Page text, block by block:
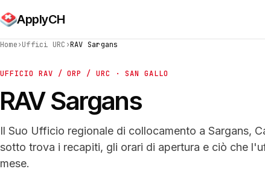
ApplyCH
Home›Uffici URC ›RAV Sargans
UFFICIO RAV / ORP / URC · SAN GALLO
RAV Sargans
Il Suo Ufficio regionale di collocamento a Sargans,
sotto trova i recapiti, gli orari di apertura e ciò che
mese.